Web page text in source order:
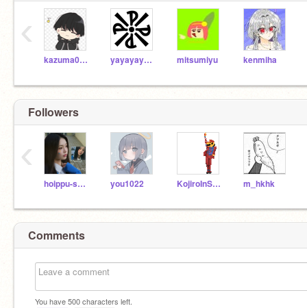
kazuma0210 yayayaya88 mitsumiyu kenmiha
‹
Followers
hoippu-sumairu you1022 KojiroInScratch m_hkhk
‹
Comments
You have500characters left.